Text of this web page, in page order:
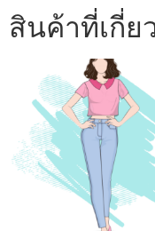
สินค้าที่เกี่ย